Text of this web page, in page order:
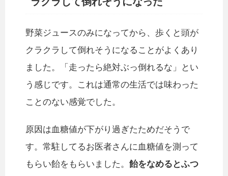
野菜ジュースのみになってから、歩くと頭が
クラクラして倒れそうになることがよくあり
ました。「走ったら絶対ぶっ倒れるな」とい
う感じです。これは通常の生活では味わった
ことのない感覚でした。
原因は血糖値が下がり過ぎたためだそうで
す。常駐してるお医者さんに血糖値を測って
もらい飴をもらいました。 飴をなめるとふつ